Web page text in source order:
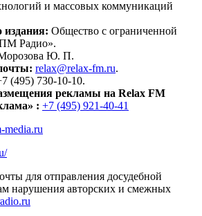
и массовых коммуникаций
издания: Общество с ограниченной
Радио».
Ю. П.
relax@relax-fm.ru.
(495) 730-10-10.
рекламы на Relax FM
: +7 (495) 921-40-41
media.ru
для отправления досудебной
нарушения авторских и смежных